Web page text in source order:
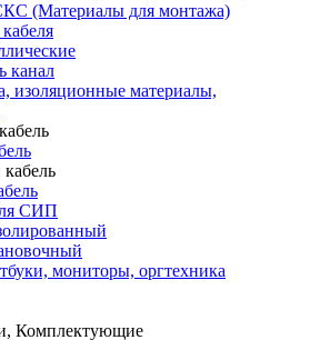
(Материалы для монтажа)
канал
изоляционные материалы,
СИП
мониторы, оргтехника